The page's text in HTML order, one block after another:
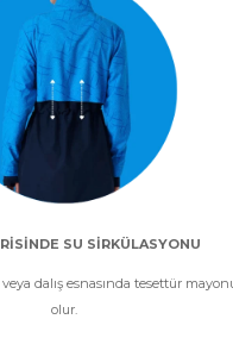
SU SİRKÜLASYONU
dalış esnasında tesettür
olur.